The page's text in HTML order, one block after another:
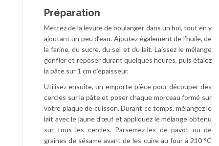
Préparation
Mettez de la levure de boulanger dans un bol, tout en y
ajoutant un peu d’eau. Ajoutez également de l’huile, de
la farine, du sucre, du sel et du lait. Laissez le mélange
gonfler et reposer durant quelques heures, puis étalez
la pâte sur 1 cm d’épaisseur.
Utilisez ensuite, un emporte-pièce pour découper des
cercles sur la pâte et poser chaque morceau formé sur
votre plaque de cuisson. Durant ce temps, mélangez le
lait avec le jaune d’œuf et appliquez le mélange obtenu
sur tous les cercles. Parsemez-les de pavot ou de
graines de sésame avant de les cuire au four à 210 °C